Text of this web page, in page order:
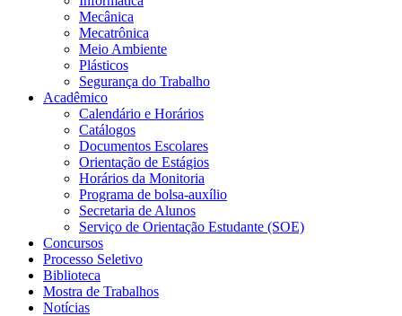
Mecânica
Mecatrônica
Meio Ambiente
Plásticos
Segurança do Trabalho
Acadêmico
Calendário e Horários
Catálogos
Documentos Escolares
Orientação de Estágios
Horários da Monitoria
Programa de bolsa-auxílio
Secretaria de Alunos
Serviço de Orientação Estudante (SOE)
Concursos
Processo Seletivo
Biblioteca
Mostra de Trabalhos
Notícias